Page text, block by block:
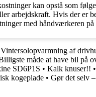
kan opstå som
arbejdskraft. Hvis der er
med håndværkeren
Vintersolopvarmning af
måde at have bil på
SD6P1S • Kalk knuser!! •
kogeplade • Gør det selv